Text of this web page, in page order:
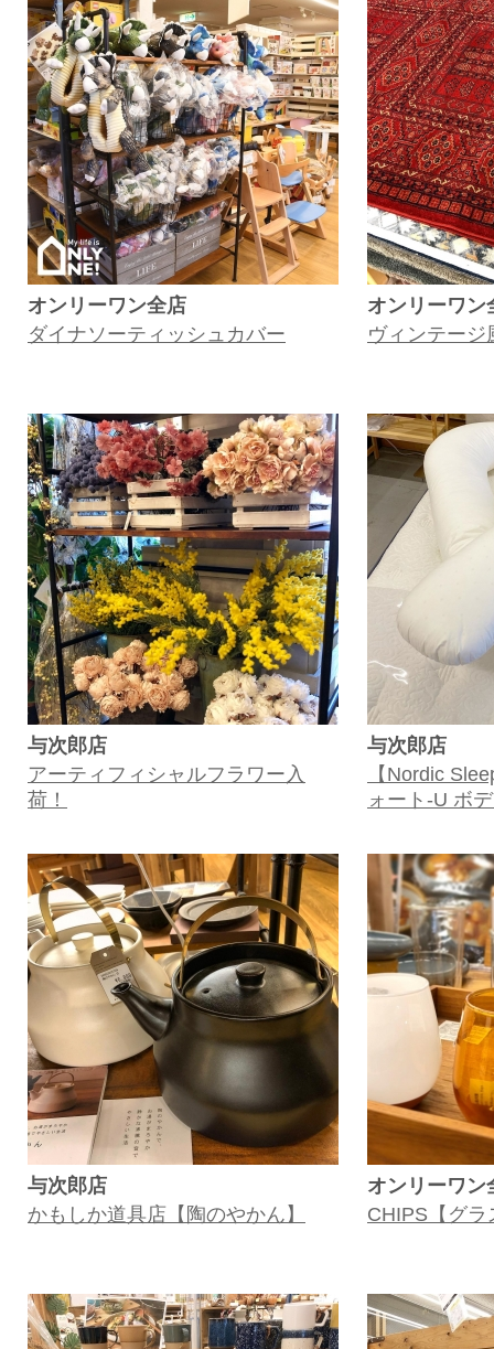
オンリーワン全店
ダイナソーティッシュカバー
オンリーワン
ヴィンテー
与次郎店
アーティフィシャルフラワー入
荷！
与次郎店
【Nordic
ォート-U ボ
与次郎店
かもしか道具店【陶のやかん】
オンリーワン
CHIPS【グラ